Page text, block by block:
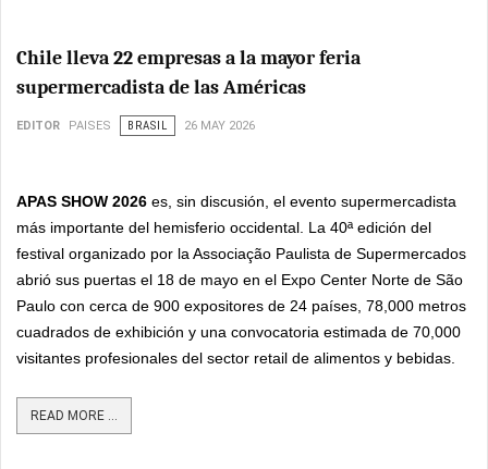
Chile lleva 22 empresas a la mayor feria
supermercadista de las Américas
EDITOR PAISES BRASIL 26 MAY 2026
APAS SHOW 2026 es, sin discusión, el evento supermercadista
más importante del hemisferio occidental. La 40ª edición del
festival organizado por la Associação Paulista de Supermercados
abrió sus puertas el 18 de mayo en el Expo Center Norte de São
Paulo con cerca de 900 expositores de 24 países, 78,000 metros
cuadrados de exhibición y una convocatoria estimada de 70,000
visitantes profesionales del sector retail de alimentos y bebidas.
READ MORE ...